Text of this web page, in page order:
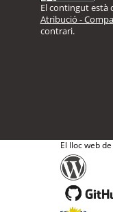
El contingut està
Atribució -
contrari.
El lloc web